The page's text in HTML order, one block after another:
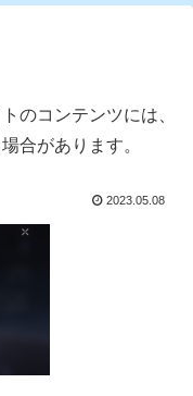
のコンテンツには、
合があります。
2023.05.08